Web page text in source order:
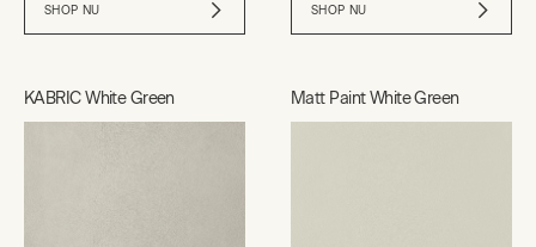
SHOP NU SHOP NU
KABRIC White Green Matt Paint White Green